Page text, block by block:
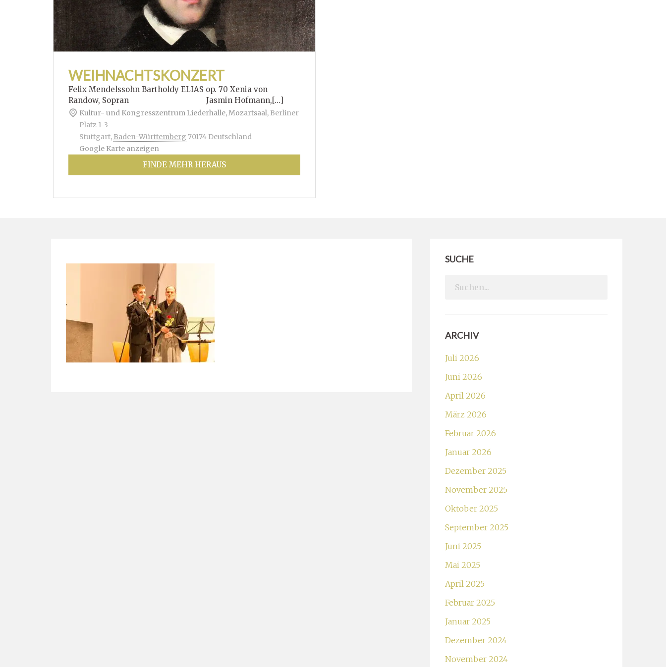
WEIHNACHTSKONZERT
Felix Mendelssohn Bartholdy ELIAS op. 70 Xenia von
Randow, Sopran Jasmin Hofmann,[...]
Kultur- und Kongresszentrum Liederhalle, Mozartsaal, Berliner
Platz 1-3
Stuttgart, Baden-Württemberg 70174 Deutschland
Google Karte anzeigen
FINDE MEHR HERAUS
SUCHE
Search
ARCHIV
Juli 2026
Juni 2026
April 2026
März 2026
Februar 2026
Januar 2026
Dezember 2025
November 2025
Oktober 2025
September 2025
Juni 2025
Mai 2025
April 2025
Februar 2025
Januar 2025
Dezember 2024
November 2024